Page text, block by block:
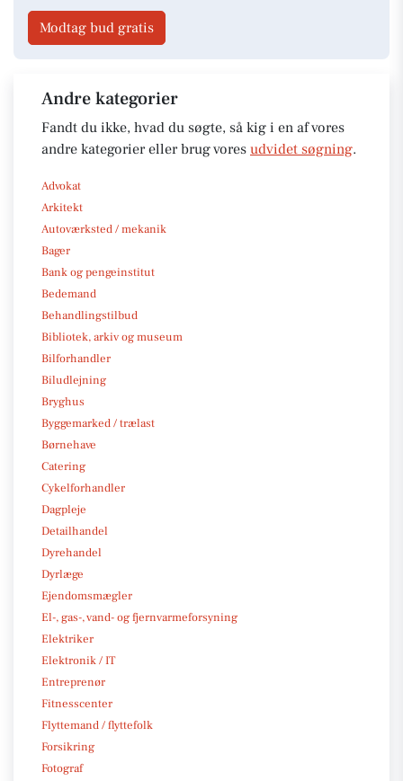
Modtag bud gratis
Andre kategorier
Fandt du ikke, hvad du søgte, så kig i en af vores
andre kategorier eller brug vores udvidet søgning.
Advokat
Arkitekt
Autoværksted / mekanik
Bager
Bank og pengeinstitut
Bedemand
Behandlingstilbud
Bibliotek, arkiv og museum
Bilforhandler
Biludlejning
Bryghus
Byggemarked / trælast
Børnehave
Catering
Cykelforhandler
Dagpleje
Detailhandel
Dyrehandel
Dyrlæge
Ejendomsmægler
El-, gas-, vand- og fjernvarmeforsyning
Elektriker
Elektronik / IT
Entreprenør
Fitnesscenter
Flyttemand / flyttefolk
Forsikring
Fotograf